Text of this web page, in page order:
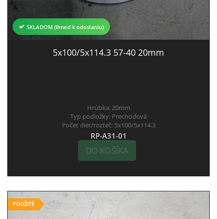
SKLADOM (Ihneď k odoslaniu)
5x100/5x114.3 57-40 20mm
Hrúbka:20mm
Typ podložky: Prechodová
Počet dier/rozteč: 5x100/5x114.3
RP-A31-01
DO KOŠÍKA
POUŽITÉ